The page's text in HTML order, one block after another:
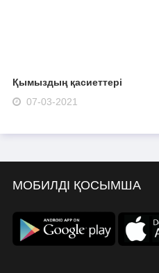
Қымыздың қасиеттері
07-03-2021
МОБИЛДІ ҚОСЫМША